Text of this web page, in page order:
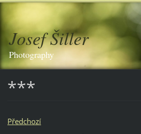
Josef Šiller
Photography
***
Předchozí